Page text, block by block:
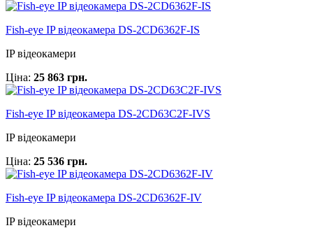
Fish-eye IP відеокамера DS-2CD6362F-IS
IP відеокамери
Ціна: 25 863 грн.
Fish-eye IP відеокамера DS-2CD63C2F-IVS
IP відеокамери
Ціна: 25 536 грн.
Fish-eye IP відеокамера DS-2CD6362F-IV
IP відеокамери